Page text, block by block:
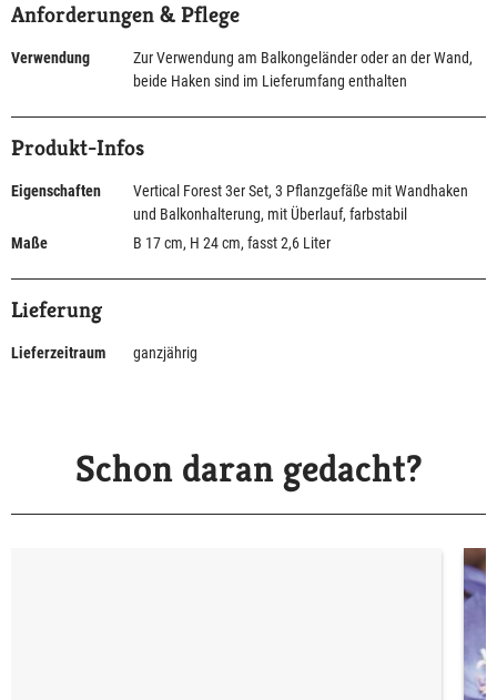
Anforderungen & Pflege
Verwendung
Zur Verwendung am Balkongeländer oder an der Wand,
beide Haken sind im Lieferumfang enthalten
Produkt-Infos
Eigenschaften
Vertical Forest 3er Set, 3 Pflanzgefäße mit Wandhaken
und Balkonhalterung, mit Überlauf, farbstabil
Maße
B 17 cm, H 24 cm, fasst 2,6 Liter
Lieferung
Lieferzeitraum ganzjährig
Schon daran gedacht?